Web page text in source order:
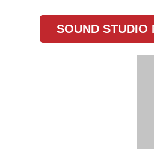
SOUND STUDIO